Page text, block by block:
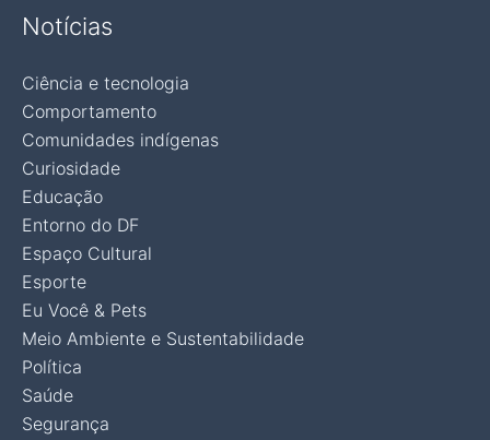
Notícias
Ciência e tecnologia
Comportamento
Comunidades indígenas
Curiosidade
Educação
Entorno do DF
Espaço Cultural
Esporte
Eu Você & Pets
Meio Ambiente e Sustentabilidade
Política
Saúde
Segurança